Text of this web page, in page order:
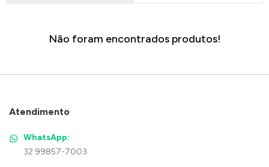
Não foram encontrados produtos!
Atendimento
WhatsApp:
32 99857-7003